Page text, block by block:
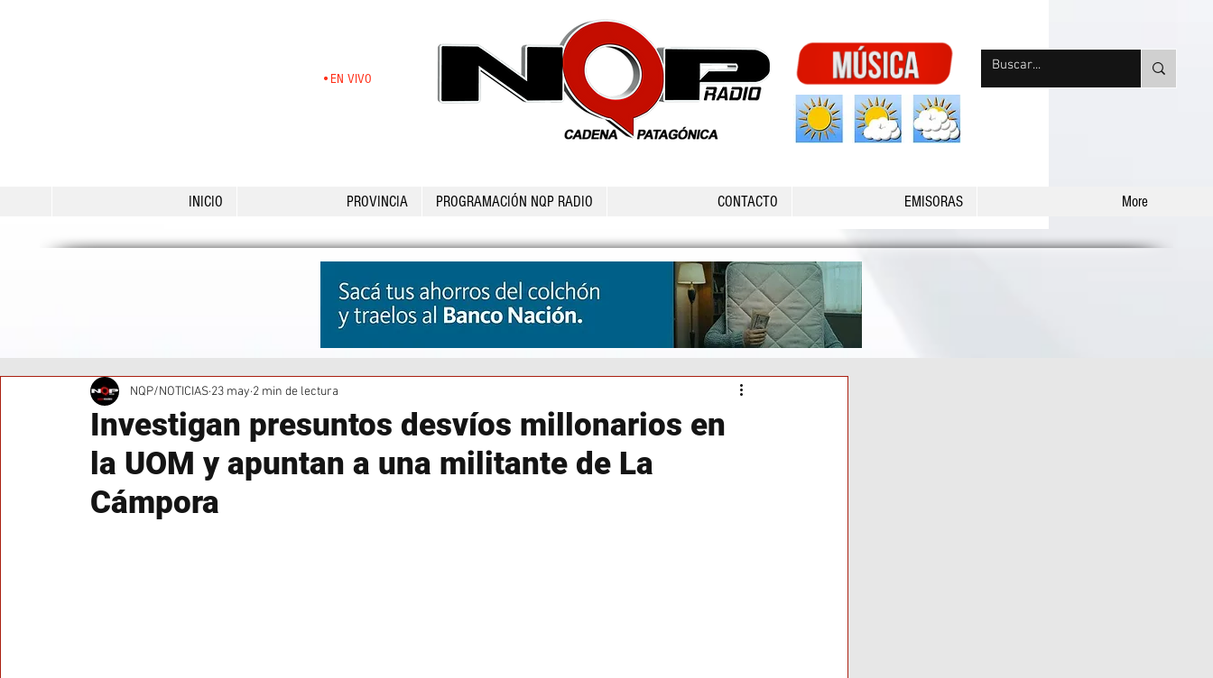
•EN VIVO
INICIO PROVINCIA PROGRAMACIÓN NQP RADIO CONTACTO EMISORAS More
Investigan presuntos desvíos millonarios en
la UOM y apuntan a una militante de La
Cámpora
NQP/NOTICIAS 23 may 2 min de lectura